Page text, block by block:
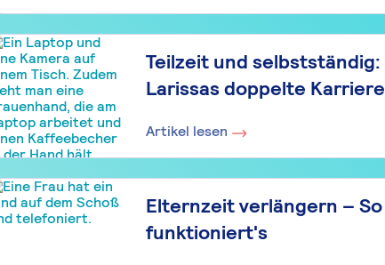
Teilzeit und selbstständig:
Larissas doppelte Karriere
Artikel lesen
Elternzeit verlängern – So
funktioniert's